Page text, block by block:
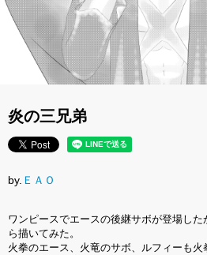
炎の三兄弟
by. ＥＡＯ
ワンピースでエースの後継サボが登場し
ら描いてみた。
火拳のエース、火竜のサボ、ルフィーも